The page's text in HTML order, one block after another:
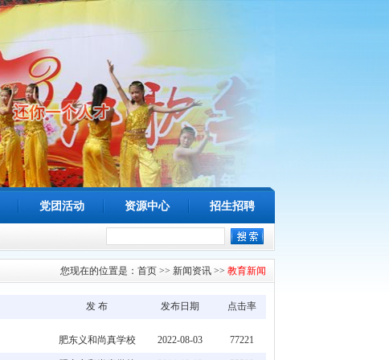
党团活动 资源中心 招生招聘
您现在的位置是： 首页 >> 新闻资讯 >> 教育新闻
发 布 发布日期 点击率
肥东义和尚真学校 2022-08-03 77221